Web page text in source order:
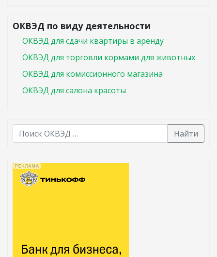
ОКВЭД по виду деятельности
ОКВЭД для сдачи квартиры в аренду
ОКВЭД для торговли кормами для животных
ОКВЭД для комиссионного магазина
ОКВЭД для салона красоты
Найти
В списке найденных результатов используйте